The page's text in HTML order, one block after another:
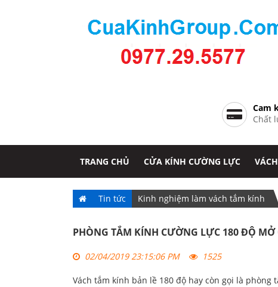
Cam
Chất
TRANG CHỦ CỬA KÍNH CƯỜNG LỰC
Tin tức Kinh nghiệm làm vách tắm kính
PHÒNG TẮM KÍNH CƯỜNG LỰC 180 ĐỘ
02/04/2019 23:15:06 PM 1525
Vách tắm kính bản lề 180 độ hay còn gọi là